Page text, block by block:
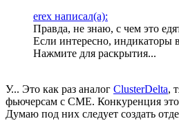
erex написал(а):
Правда, не знаю, с чем это
Если интересно, индикаторы
Нажмите для раскрытия...
У... Это как раз аналог ClusterDelta,
фьючерсам с СМЕ. Конкуренция
Думаю под них следует создать